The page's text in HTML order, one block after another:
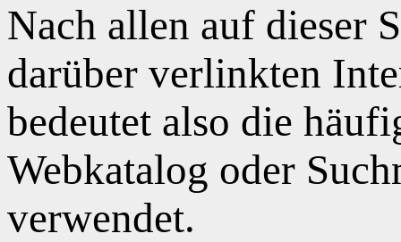
Nach allen auf dieser
darüber verlinkten
bedeutet also die
Webkatalog oder
verwendet.